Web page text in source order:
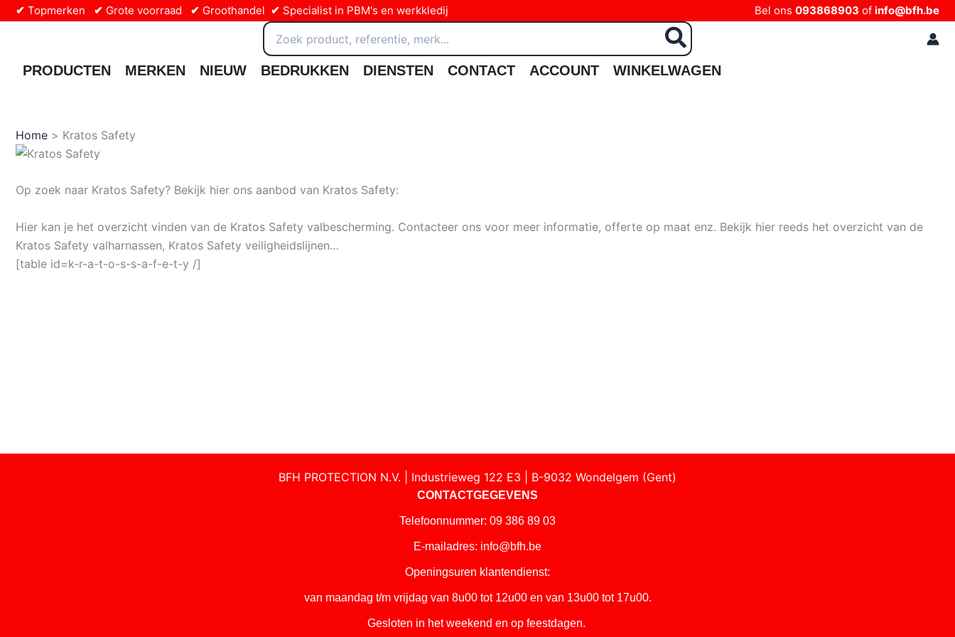
inhoud
✔ Topmerken ✔ Grote voorraad ✔ Groothandel ✔ Specialist in PBM's en werkkledij Bel ons 093868903 of info@bfh.be
Zoeken
naar:
PRODUCTEN MERKEN NIEUW BEDRUKKEN DIENSTEN CONTACT ACCOUNT WINKELWAGEN
Home Kratos Safety
Op zoek naar Kratos Safety? Bekijk hier ons aanbod van Kratos Safety:
Hier kan je het overzicht vinden van de Kratos Safety valbescherming. Contacteer ons voor meer informatie, offerte op maat enz. Bekijk hier reeds het overzicht van de
Kratos Safety valharnassen, Kratos Safety veiligheidslijnen…
[table id=k-r-a-t-o-s-s-a-f-e-t-y /]
BFH PROTECTION N.V. | Industrieweg 122 E3 | B-9032 Wondelgem (Gent)
CONTACTGEGEVENS
Telefoonnummer: 09 386 89 03
E-mailadres: info@bfh.be
Openingsuren klantendienst:
van maandag t/m vrijdag van 8u00 tot 12u00 en van 13u00 tot 17u00.
Gesloten in het weekend en op feestdagen.